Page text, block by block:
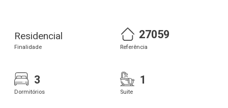
Residencial
Finalidade
27059
Referência
3
Dormitórios
1
Suite